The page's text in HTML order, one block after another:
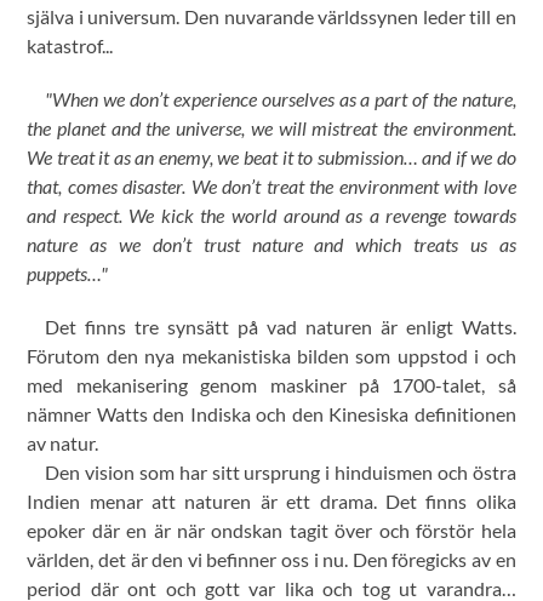
själva i universum. Den nuvarande världssynen leder till en
katastrof...
"When we don’t experience ourselves as a part of the nature,
the planet and the universe, we will mistreat the environment.
We treat it as an enemy, we beat it to submission… and if we do
that, comes disaster. We don’t treat the environment with love
and respect. We kick the world around as a revenge towards
nature as we don’t trust nature and which treats us as
puppets…"
Det finns tre synsätt på vad naturen är enligt Watts.
Förutom den nya mekanistiska bilden som uppstod i och
med mekanisering genom maskiner på 1700-talet, så
nämner Watts den Indiska och den Kinesiska definitionen
av natur.
Den vision som har sitt ursprung i hinduismen och östra
Indien menar att naturen är ett drama. Det finns olika
epoker där en är när ondskan tagit över och förstör hela
världen, det är den vi befinner oss i nu. Den föregicks av en
period där ont och gott var lika och tog ut varandra…